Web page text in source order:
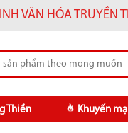
VĂN HÓA TRUYỀN
Thiền Khuyến